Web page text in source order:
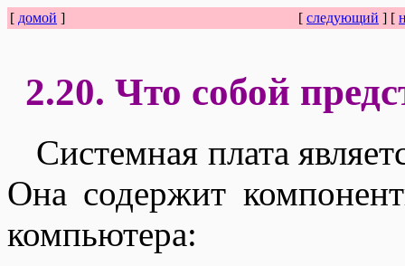
[ домой ] [ следующий ] [
2.20. Что собой
Системная плата
Она содержит
компьютера: